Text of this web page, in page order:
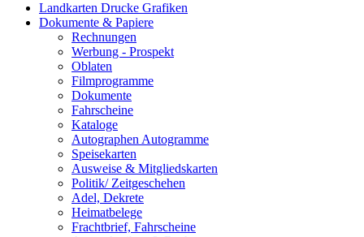
Landkarten Drucke Grafiken
Dokumente & Papiere
Rechnungen
Werbung - Prospekt
Oblaten
Filmprogramme
Dokumente
Fahrscheine
Kataloge
Autographen Autogramme
Speisekarten
Ausweise & Mitgliedskarten
Politik/ Zeitgeschehen
Adel, Dekrete
Heimatbelege
Frachtbrief, Fahrscheine